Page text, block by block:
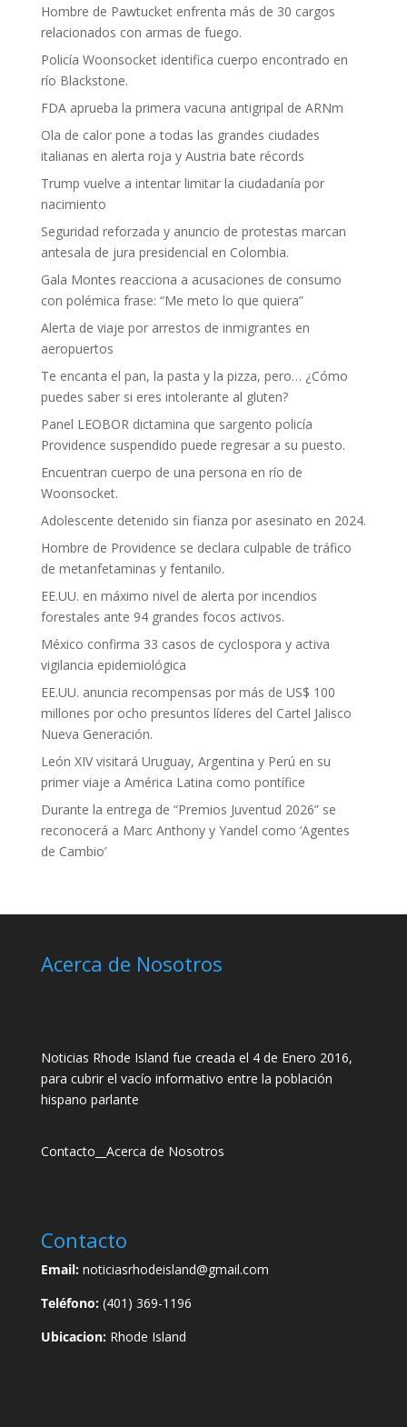
Hombre de Pawtucket enfrenta más de 30 cargos
relacionados con armas de fuego.
Policía Woonsocket identifica cuerpo encontrado en
río Blackstone.
FDA aprueba la primera vacuna antigripal de ARNm
Ola de calor pone a todas las grandes ciudades
italianas en alerta roja y Austria bate récords
Trump vuelve a intentar limitar la ciudadanía por
nacimiento
Seguridad reforzada y anuncio de protestas marcan
antesala de jura presidencial en Colombia.
Gala Montes reacciona a acusaciones de consumo
con polémica frase: “Me meto lo que quiera”
Alerta de viaje por arrestos de inmigrantes en
aeropuertos
Te encanta el pan, la pasta y la pizza, pero… ¿Cómo
puedes saber si eres intolerante al gluten?
Panel LEOBOR dictamina que sargento policía
Providence suspendido puede regresar a su puesto.
Encuentran cuerpo de una persona en río de
Woonsocket.
Adolescente detenido sin fianza por asesinato en 2024.
Hombre de Providence se declara culpable de tráfico
de metanfetaminas y fentanilo.
EE.UU. en máximo nivel de alerta por incendios
forestales ante 94 grandes focos activos.
México confirma 33 casos de cyclospora y activa
vigilancia epidemiológica
EE.UU. anuncia recompensas por más de US$ 100
millones por ocho presuntos líderes del Cartel Jalisco
Nueva Generación.
León XIV visitará Uruguay, Argentina y Perú en su
primer viaje a América Latina como pontífice
Durante la entrega de “Premios Juventud 2026” se
reconocerá a Marc Anthony y Yandel como ‘Agentes
de Cambio’
Acerca de Nosotros
Noticias Rhode Island fue creada el 4 de Enero 2016,
para cubrir el vacío informativo entre la población
hispano parlante
Contacto Acerca de Nosotros
Contacto
Email:noticiasrhodeisland@gmail.com
Teléfono:(401) 369-1196
Ubicacion:Rhode Island